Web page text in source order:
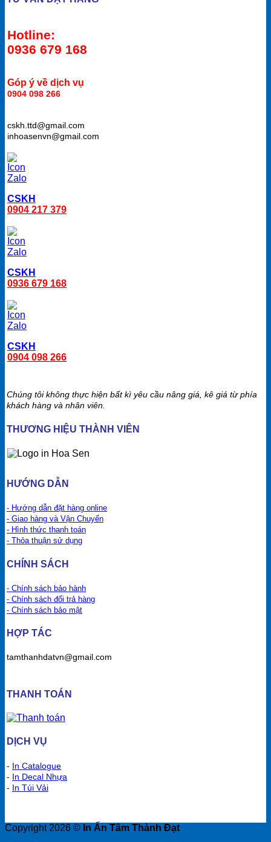
Hotline:
0936 679 168
Góp ý về dịch vụ
0904 098 266
cskh.ttd@gmail.com
inhoasenvn@gmail.com
CSKH
0904 217 379
CSKH
0936 679 168
CSKH
0904 098 266
Chúng tôi không thực hiện bất kì yêu cầu nâng giá, kê giá từ phía
khách hàng và nhân viên.
THƯƠNG HIỆU THÀNH VIÊN
HƯỚNG DẪN
- Hướng dẫn đặt hàng online
- Giao hàng và Vận Chuyển
- Hình thức thanh toán
- Thỏa thuận sử dụng
CHÍNH SÁCH
- Chính sách bảo hành
- Chính sách đổi trả hàng
- Chính sách bảo mật
HỢP TÁC
tamthanhdatvn@gmail.com
THANH TOÁN
DỊCH VỤ
- In Catalogue
- In Decal Nhựa
- In Túi Vải
Copyright 2026 © In Ấn Tâm Thành Đạt